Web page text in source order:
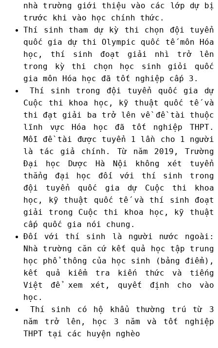
nhà trường giới thiệu vào các lớp dự bị
trước khi vào học chính thức.
Thí sinh tham dự kỳ thi chọn đội tuyển
quốc gia dự thi Olympic quốc tế môn Hóa
học, thí sinh đoạt giải nhì trở lên
trong kỳ thi chọn học sinh giỏi quốc
gia môn Hóa học đã tốt nghiệp cấp 3.
Thí sinh trong đội tuyển quốc gia dự
Cuộc thi khoa học, kỹ thuật quốc tế và
thi đạt giải ba trở lên về đề tài thuộc
lĩnh vực Hóa học đã tốt nghiệp THPT.
Mỗi đề tài được tuyển 1 lần cho 1 người
là tác giả chính. Từ năm 2019, Trường
Đại học Dược Hà Nội không xét tuyển
thẳng đại học đối với thí sinh trong
đội tuyển quốc gia dự Cuộc thi khoa
học, kỹ thuật quốc tế và thí sinh đoạt
giải trong Cuộc thi khoa học, kỹ thuật
cấp quốc gia nói chung.
Đối với thí sinh là người nước ngoài:
Nhà trường căn cứ kết quả học tập trung
học phổ thông của học sinh (bảng điểm),
kết quả kiểm tra kiến thức và tiếng
Việt để xem xét, quyết định cho vào
học.
Thí sinh có hộ khẩu thường trú từ 3
năm trở lên, học 3 năm và tốt nghiệp
THPT tại các huyện nghèo